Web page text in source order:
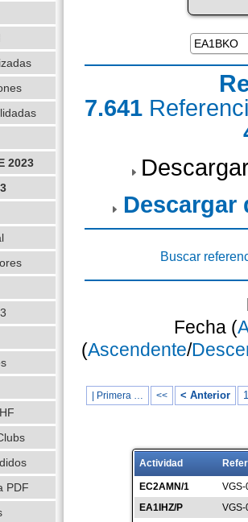
7.641
Descargar
Buscar
Fecha (
(Ascendente/
| Primera … << < Anterior
Actividad
EC2AMN/1
EA1IHZ/P
2023
PDF